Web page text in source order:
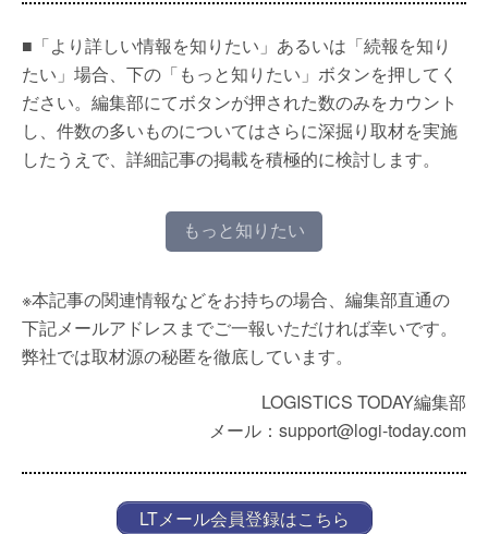
■「より詳しい情報を知りたい」あるいは「続報を知り
たい」場合、下の「もっと知りたい」ボタンを押してく
ださい。編集部にてボタンが押された数のみをカウント
し、件数の多いものについてはさらに深掘り取材を実施
したうえで、詳細記事の掲載を積極的に検討します。
もっと知りたい
※本記事の関連情報などをお持ちの場合、編集部直通の
下記メールアドレスまでご一報いただければ幸いです。
弊社では取材源の秘匿を徹底しています。
LOGISTICS TODAY編集部
メール：support@logi-today.com
LTメール会員登録はこちら